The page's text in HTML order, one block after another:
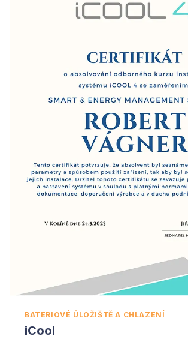
BATERIOVÉ ÚLOŽIŠTĚ A CHLAZENÍ
iCool